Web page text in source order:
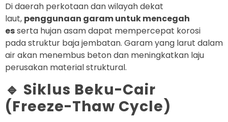
Di daerah perkotaan dan wilayah dekat
laut, penggunaan garam untuk mencegah
esserta hujan asam dapat mempercepat korosi
pada struktur baja jembatan. Garam yang larut dalam
air akan menembus beton dan meningkatkan laju
perusakan material struktural.
🔹 Siklus Beku-Cair
(Freeze-Thaw Cycle)